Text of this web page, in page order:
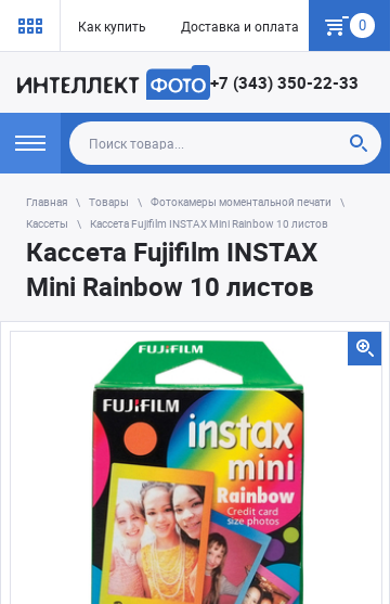
Как купить Доставка и оплата Гарантия
0
+7 (343) 350-22-33
Главная Товары
Фотокамеры моментальной печати
Кассеты
Кассета Fujifilm INSTAX Mini Rainbow 10 листов
Кассета Fujifilm INSTAX
Mini Rainbow 10 листов